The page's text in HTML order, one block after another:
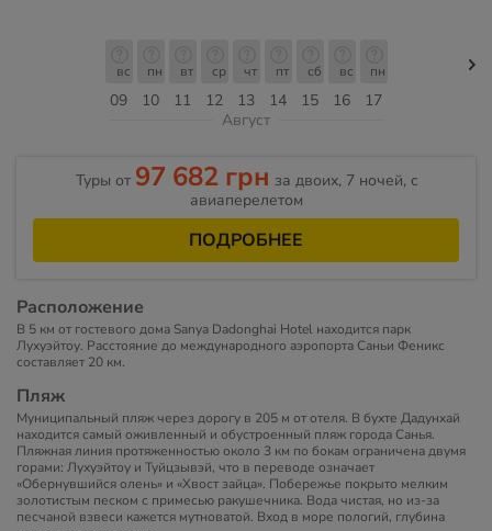
09
вс
10
пн
11
вт
12
ср
13
чт
14
пт
15
сб
16
вс
17
пн
Август
Туры от 97 682 грн за двоих, 7 ночей, c
авиаперелетом
ПОДРОБНЕЕ
Расположение
В 5 км от гостевого дома Sanya Dadonghai Hotel находится парк
Лухуэйтоу. Расстояние до международного аэропорта Саньи Феникс
составляет 20 км.
Пляж
Муниципальный пляж через дорогу в 205 м от отеля. В бухте Дадунхай
находится самый оживленный и обустроенный пляж города Санья.
Пляжная линия протяженностью около 3 км по бокам ограничена двумя
горами: Лухуэйтоу и Туйцзывэй, что в переводе означает
«Обернувшийся олень» и «Хвост зайца». Побережье покрыто мелким
золотистым песком с примесью ракушечника. Вода чистая, но из-за
песчаной взвеси кажется мутноватой. Вход в море пологий, глубина